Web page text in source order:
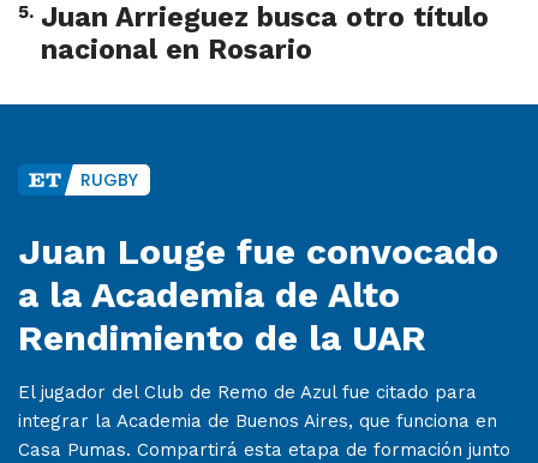
5. Juan Arrieguez busca otro título
nacional en Rosario
RUGBY
Juan Louge fue convocado
a la Academia de Alto
Rendimiento de la UAR
El jugador del Club de Remo de Azul fue citado para
integrar la Academia de Buenos Aires, que funciona en
Casa Pumas. Compartirá esta etapa de formación junto